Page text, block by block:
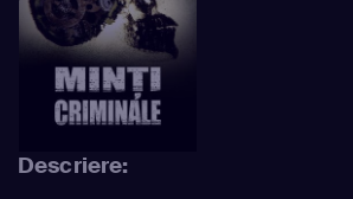
Descriere: